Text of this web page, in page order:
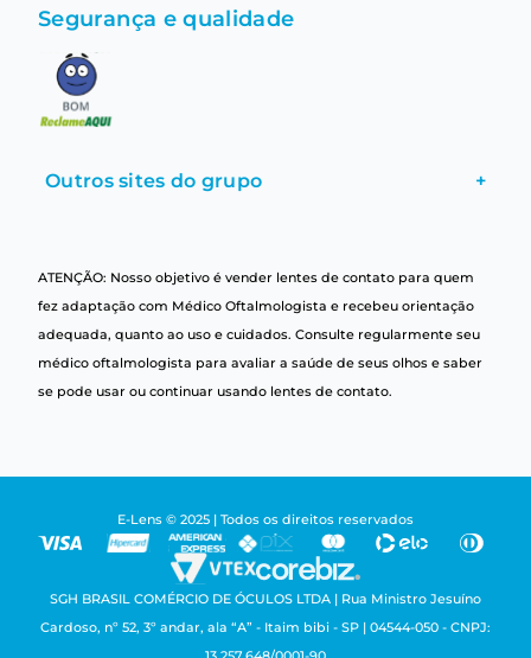
Segurança e qualidade
Outros sites do grupo +
ATENÇÃO: Nosso objetivo é vender lentes de contato para quem
fez adaptação com Médico Oftalmologista e recebeu orientação
adequada, quanto ao uso e cuidados. Consulte regularmente seu
médico oftalmologista para avaliar a saúde de seus olhos e saber
se pode usar ou continuar usando lentes de contato.
E-Lens © 2025 | Todos os direitos reservados
SGH BRASIL COMÉRCIO DE ÓCULOS LTDA | Rua Ministro Jesuíno
Cardoso, nº 52, 3º andar, ala “A” - Itaim bibi - SP | 04544-050 - CNPJ: